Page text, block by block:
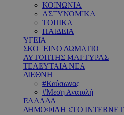
ΚΟΙΝΩΝΙΑ
ΑΣΤΥΝΟΜΙΚΑ
ΤΟΠΙΚΑ
ΠΑΙΔΕΙΑ
ΥΓΕΙΑ
ΣΚΟΤΕΙΝΟ ΔΩΜΑΤΙΟ
ΑΥΤΟΠΤΗΣ ΜΑΡΤΥΡΑΣ
ΤΕΛΕΥΤΑΙΑ ΝΕΑ
ΔΙΕΘΝΗ
#Καύσωνας
#Μέση Ανατολή
ΕΛΛΑΔΑ
ΔΗΜΟΦΙΛΗ ΣΤΟ INTERNET